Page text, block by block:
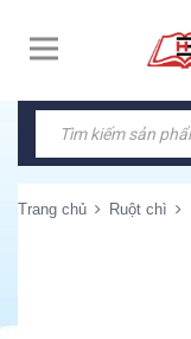
Trang chủ Ruột chì